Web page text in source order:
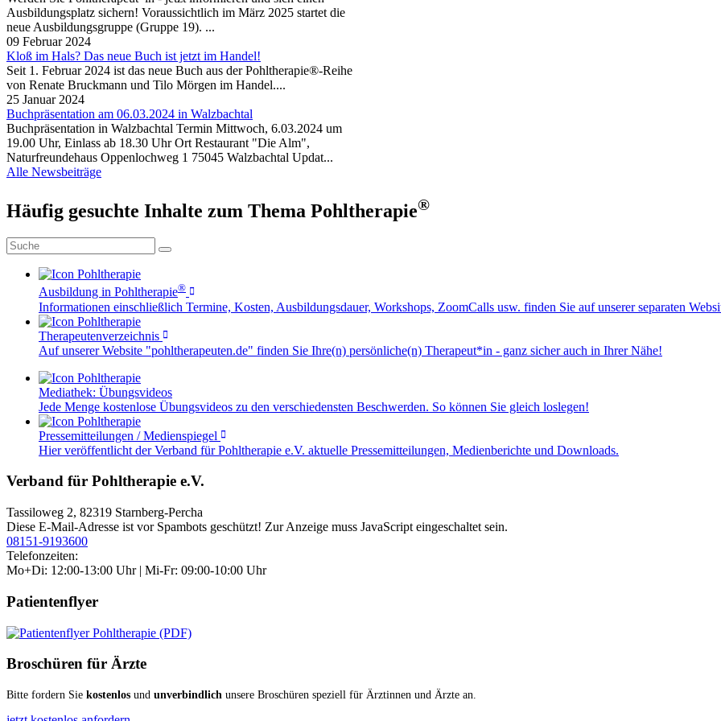
Ausbildungsplatz sichern! Voraussichtlich im März 2025 startet die
neue Ausbildungsgruppe (Gruppe 19). ...
09 Februar 2024
Kloß im Hals? Das neue Buch ist jetzt im Handel!
Seit 1. Februar 2024 ist das neue Buch aus der Pohltherapie®-Reihe
von Renate Bruckmann und Tilo Mörgen im Handel....
25 Januar 2024
Buchpräsentation am 06.03.2024 in Walzbachtal
Buchpräsentation in Walzbachtal Termin Mittwoch, 6.03.2024 um
19.00 Uhr, Einlass ab 18.30 Uhr Ort Restaurant "Die Alm",
Naturfreundehaus Oppenlochweg 1 75045 Walzbachtal Updat...
Alle Newsbeiträge
Häufig gesuchte Inhalte zum Thema Pohltherapie®
Ausbildung in Pohltherapie®
Informationen einschließlich Termine, Kosten, Ausbildungsdauer, Workshops, ZoomCalls usw. finden Sie auf unserer separaten
Therapeutenverzeichnis
Auf unserer Website "pohltherapeuten.de" finden Sie Ihre(n) persönliche(n) Therapeut*in - ganz sicher auch in Ihrer Nähe!
Mediathek: Übungsvideos
Jede Menge kostenlose Übungsvideos zu den verschiedensten Beschwerden. So können Sie gleich loslegen!
Pressemitteilungen / Medienspiegel
Hier veröffentlicht der Verband für Pohltherapie e.V. aktuelle Pressemitteilungen, Medienberichte und Downloads.
Verband für Pohltherapie e.V.
Tassiloweg 2, 82319 Starnberg-Percha
Diese E-Mail-Adresse ist vor Spambots geschützt! Zur Anzeige muss JavaScript eingeschaltet sein.
08151-9193600
Telefonzeiten:
Mo+Di: 12:00-13:00 Uhr | Mi-Fr: 09:00-10:00 Uhr
Patientenflyer
Broschüren für Ärzte
Bitte fordern Sie kostenlos und unverbindlich unsere Broschüren speziell für Ärztinnen und Ärzte an.